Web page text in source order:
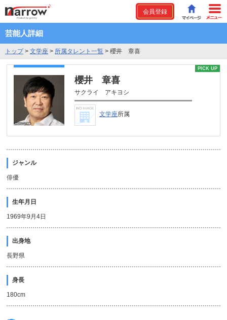
会員登録
芸能人詳細
トップ> 文学座 > 所属タレント一覧 > 櫻井 章喜
PICK UP
櫻井 章喜
サクライ アキヨシ
文学座所属
ジャンル
俳優
生年月日
1969年9月4日
出身地
長野県
身長
180cm